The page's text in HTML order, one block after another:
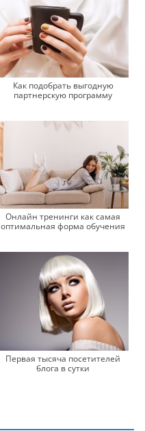
Как подобрать выгодную
партнерскую программу
Онлайн тренинги как самая
оптимальная форма обучения
Первая тысяча посетителей
блога в сутки